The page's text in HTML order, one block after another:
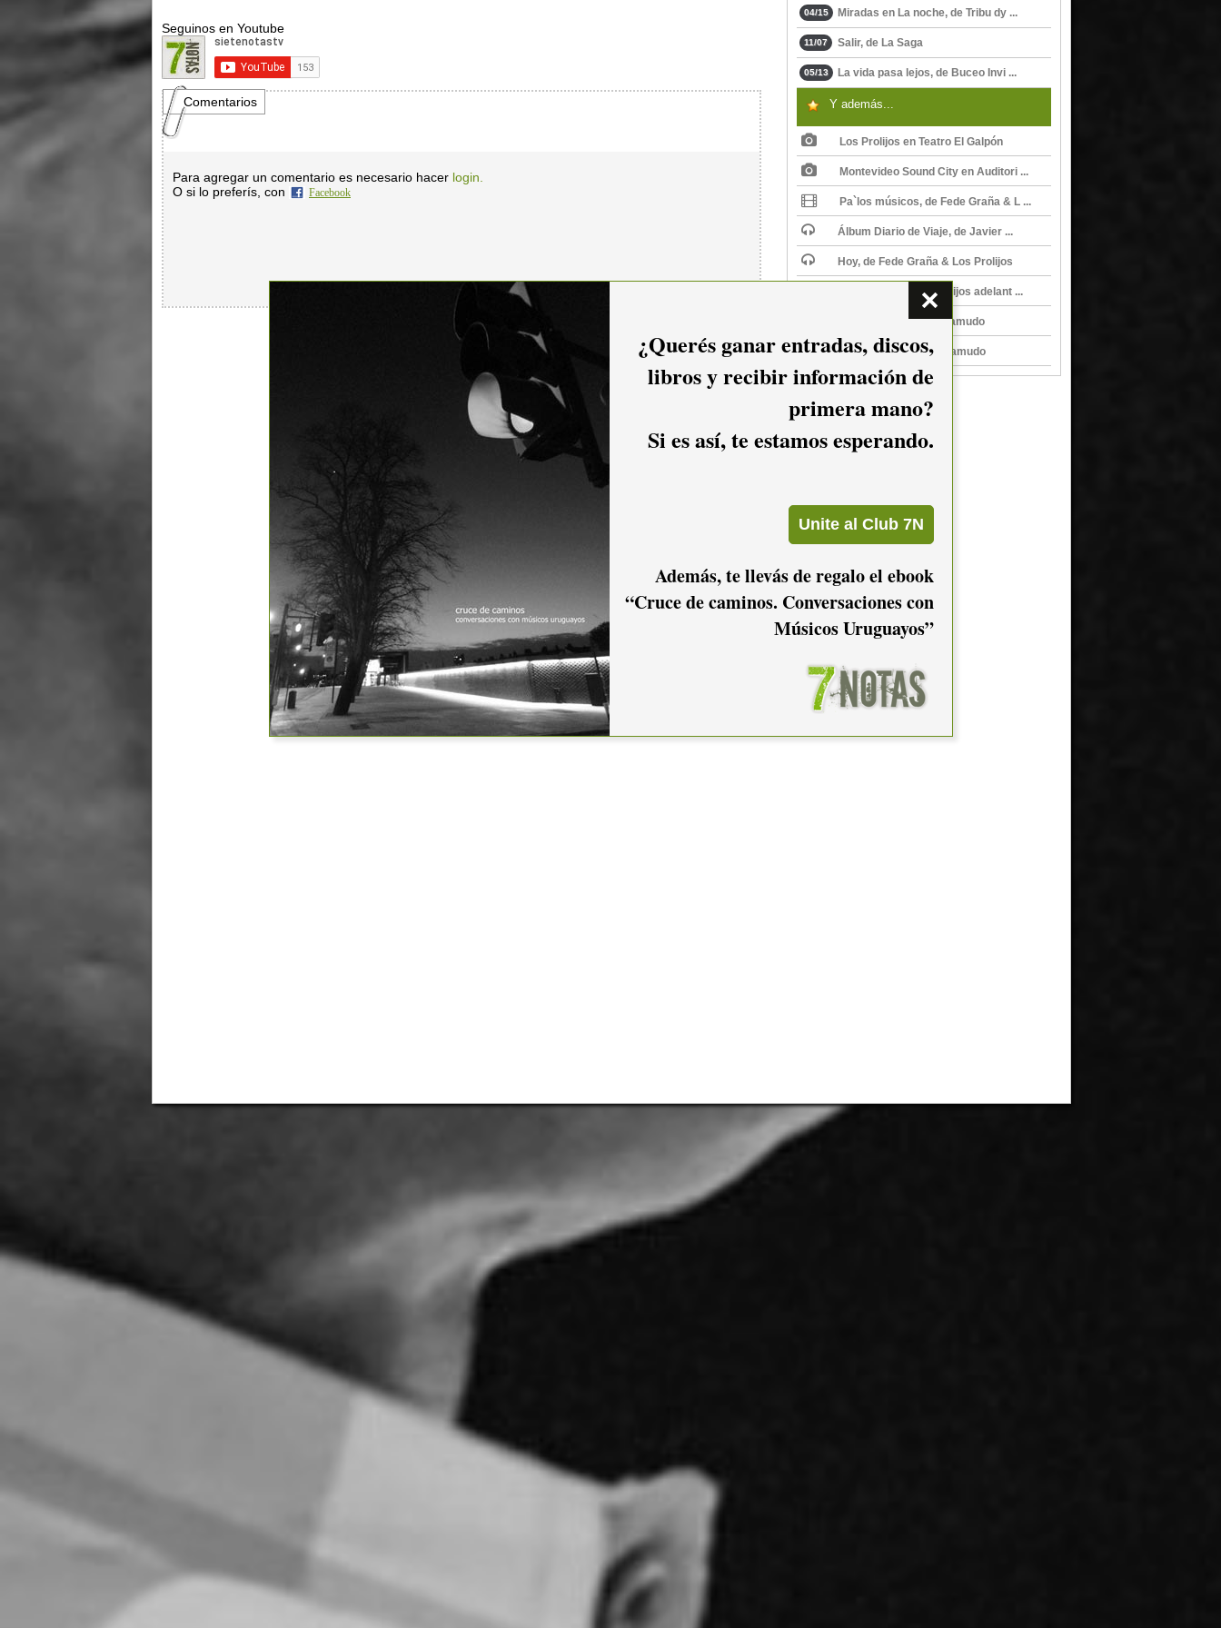
Seguinos en Youtube
Comentarios
Para agregar un comentario es necesario hacer login.
O si lo preferís, con
Facebook
04/15 Miradas en La noche, de Tribu dy ...
11/07 Salir, de La Saga
05/13 La vida pasa lejos, de Buceo Invi ...
Y además...
Los Prolijos en Teatro El Galpón
Montevideo Sound City en Auditori ...
Pa`los músicos, de Fede Graña & L ...
Álbum Diario de Viaje, de Javier ...
Hoy, de Fede Graña & Los Prolijos
Fede Graña & Los Prolijos adelant ...
Fede Graña en El Tartamudo
Fede Graña en El Tartamudo
¿Querés ganar entradas, discos,
libros y recibir información de
primera mano?
Si es así, te estamos esperando.
Además, te llevás de regalo el ebook
“Cruce de caminos. Conversaciones con
Músicos Uruguayos”